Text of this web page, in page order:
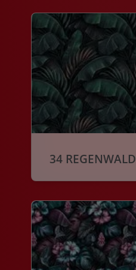
34 REGENWALD